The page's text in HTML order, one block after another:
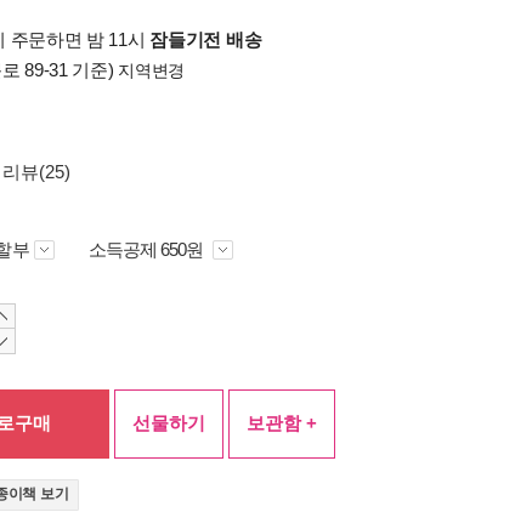
주문하면 밤 11시 잠들기전 배송
89-31 기준) 지역변경
리뷰(25)
부 소득공제 650원
구매 선물하기 보관함 +
이책 보기